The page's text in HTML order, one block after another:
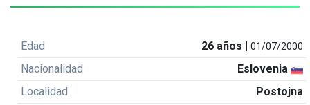
Edad 26 años |01/07/2000
Nacionalidad
Eslovenia
Localidad
Postojna